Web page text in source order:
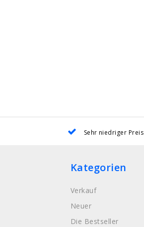
Sehr niedriger Preis
Kategorien
Verkauf
Neuer
Die Bestseller